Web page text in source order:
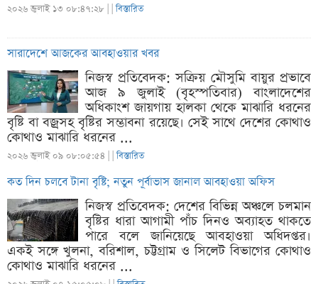
২০২৬ জুলাই ১৩ ০৮:৪৭:২৮ | |বিস্তারিত
সারাদেশে আজকের আবহাওয়ার খবর
নিজস্ব প্রতিবেদক: সক্রিয় মৌসুমি বায়ুর প্রভাবে
আজ ৯ জুলাই (বৃহস্পতিবার) বাংলাদেশের
অধিকাংশ জায়গায় হালকা থেকে মাঝারি ধরনের
বৃষ্টি বা বজ্রসহ বৃষ্টির সম্ভাবনা রয়েছে। সেই সাথে দেশের কোথাও
কোথাও মাঝারি ধরনের ...
২০২৬ জুলাই ০৯ ০৮:০৫:৫৪ | |বিস্তারিত
কত দিন চলবে টানা বৃষ্টি; নতুন পূর্বাভাস জানাল আবহাওয়া অফিস
নিজস্ব প্রতিবেদক: দেশের বিভিন্ন অঞ্চলে চলমান
বৃষ্টির ধারা আগামী পাঁচ দিনও অব্যাহত থাকতে
পারে বলে জানিয়েছে আবহাওয়া অধিদপ্তর।
একই সঙ্গে খুলনা, বরিশাল, চট্টগ্রাম ও সিলেট বিভাগের কোথাও
কোথাও মাঝারি ধরনের ...